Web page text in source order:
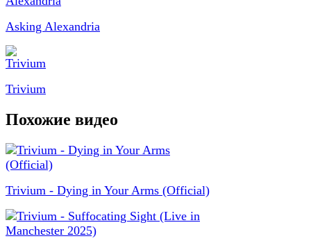
Asking Alexandria
Trivium
Похожие видео
Trivium - Dying in Your Arms (Official)